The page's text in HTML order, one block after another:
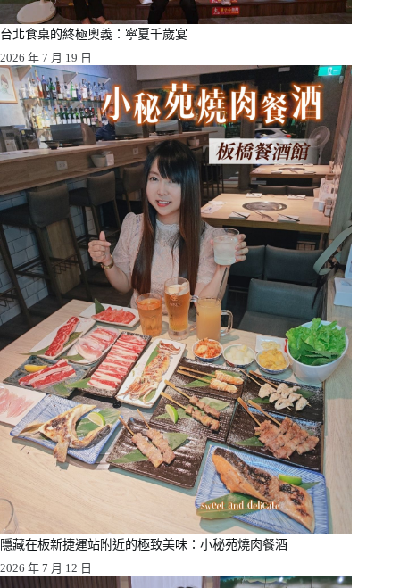
台北食桌的終極奧義：寧夏千歲宴
2026 年 7 月 19 日
隱藏在板新捷運站附近的極致美味：小秘苑燒肉餐酒
2026 年 7 月 12 日